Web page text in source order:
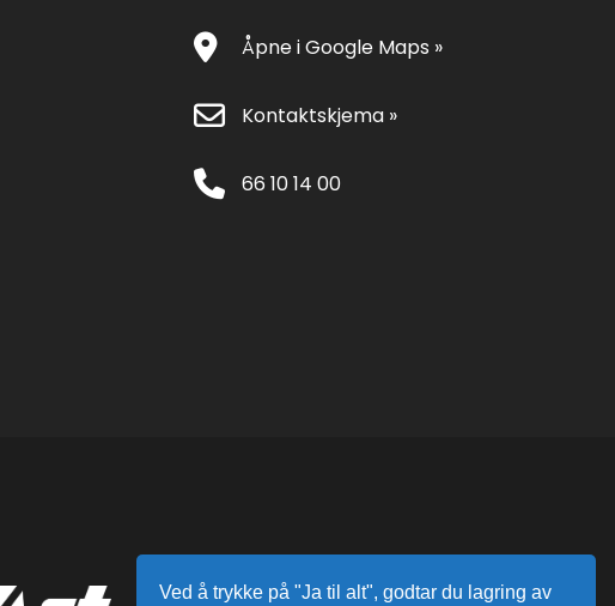
Åpne i Google Maps »
Kontaktskjema »
66 10 14 00
Ved å trykke på "Ja til alt", godtar du lagring av